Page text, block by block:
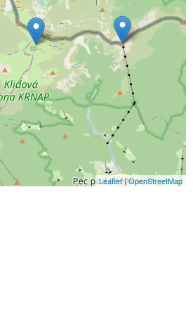
Leaflet|OpenStreetMap